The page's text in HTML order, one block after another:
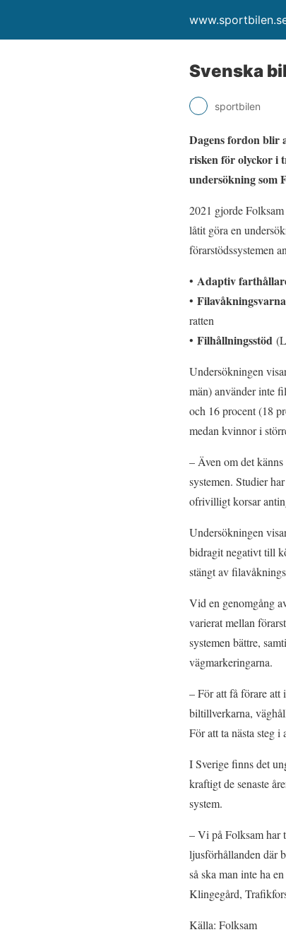
Svenska
sportbilen
Dagens fordon blir
risken för olyckor i
undersökning som
2021 gjorde Folksam
låtit göra en
förarstödssystemen
• Adaptiv
•
ratten
• Filhållningsstöd
Undersökningen
män) använder inte
och 16 procent (18
medan kvinnor i
– Även om det
systemen. Studier
ofrivilligt korsar
Undersökningen
bidragit negativt till
stängt av
Vid en genomgång
varierat mellan
systemen bättre,
vägmarkeringarna.
– För att få förare att
biltillverkarna,
För att ta nästa steg
I Sverige finns det
kraftigt de senaste
system.
– Vi på Folksam har
ljusförhållanden där
så ska man inte ha
Klingegård,
Källa: Folksam